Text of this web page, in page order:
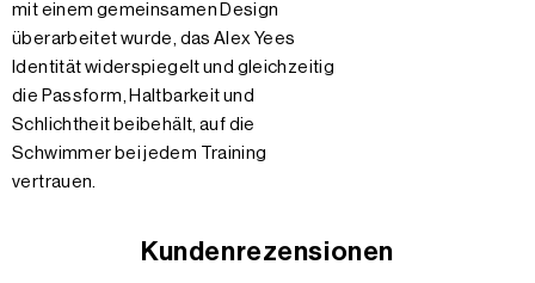
mit einem gemeinsamen Design
überarbeitet wurde, das Alex Yees
Identität widerspiegelt und gleichzeitig
die Passform, Haltbarkeit und
Schlichtheit beibehält, auf die
Schwimmer bei jedem Training
vertrauen.
Kundenrezensionen